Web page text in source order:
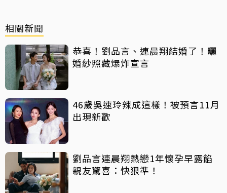
相關新聞
恭喜！劉品言、連晨翔結婚了！曬
婚紗照藏爆炸宣言
46歲吳速玲辣成這樣！被預言11月
出現新歡
劉品言連晨翔熱戀1年懷孕早露餡
親友驚喜：快狠準！